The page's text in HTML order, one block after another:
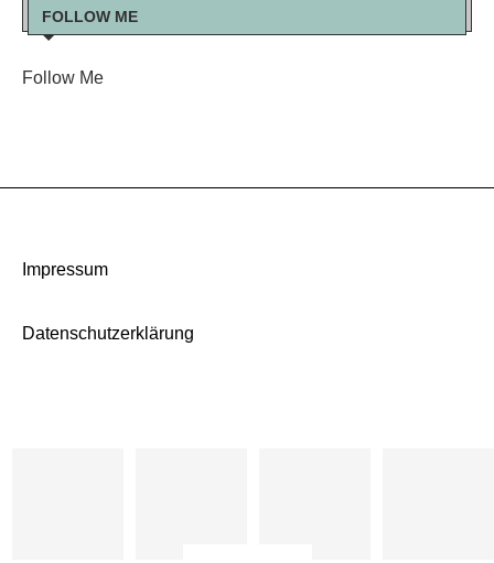
FOLLOW ME
Follow Me
Impressum
Datenschutzerklärung